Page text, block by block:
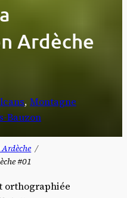
Ardèche
, Montagne
Bauzon
#01
orthographiée